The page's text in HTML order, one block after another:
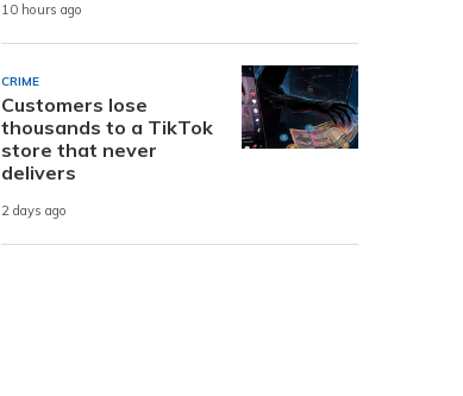
10 hours ago
CRIME
Customers lose
thousands to a TikTok
store that never
delivers
2 days ago